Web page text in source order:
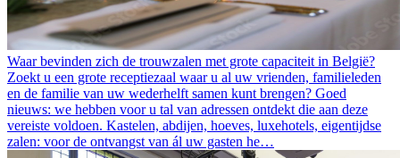
Waar bevinden zich de trouwzalen met grote capaciteit in België?
Zoekt u een grote receptiezaal waar u al uw vrienden, familieleden
en de familie van uw wederhelft samen kunt brengen? Goed
nieuws: we hebben voor u tal van adressen ontdekt die aan deze
vereiste voldoen. Kastelen, abdijen, hoeves, luxehotels, eigentijdse
zalen: voor de ontvangst van ál uw gasten he…